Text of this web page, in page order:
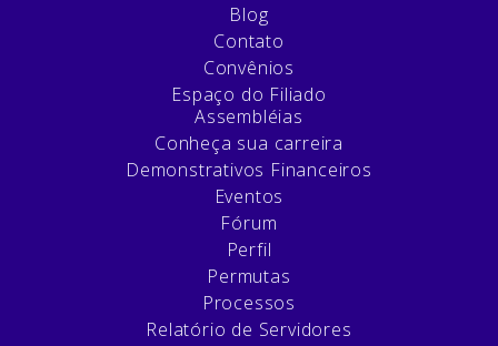
Blog
Contato
Convênios
Espaço do Filiado
Assembléias
Conheça sua carreira
Demonstrativos Financeiros
Eventos
Fórum
Perfil
Permutas
Processos
Relatório de Servidores